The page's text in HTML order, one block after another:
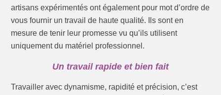
artisans expérimentés ont également pour mot d’ordre de
vous fournir un travail de haute qualité. Ils sont en
mesure de tenir leur promesse vu qu’ils utilisent
uniquement du matériel professionnel.
Un travail rapide et bien fait
Travailler avec dynamisme, rapidité et précision, c’est